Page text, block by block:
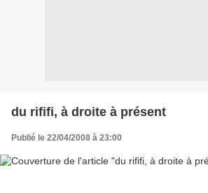
du rififi, à droite à présent
Publié le 22/04/2008 à 23:00